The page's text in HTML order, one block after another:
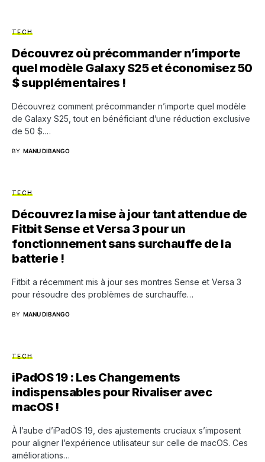
TECH
Découvrez où précommander n’importe
quel modèle Galaxy S25 et économisez 50
$ supplémentaires !
Découvrez comment précommander n’importe quel modèle
de Galaxy S25, tout en bénéficiant d’une réduction exclusive
de 50 $.…
BY MANU DIBANGO
TECH
Découvrez la mise à jour tant attendue de
Fitbit Sense et Versa 3 pour un
fonctionnement sans surchauffe de la
batterie !
Fitbit a récemment mis à jour ses montres Sense et Versa 3
pour résoudre des problèmes de surchauffe…
BY MANU DIBANGO
TECH
iPadOS 19 : Les Changements
indispensables pour Rivaliser avec
macOS !
À l’aube d’iPadOS 19, des ajustements cruciaux s’imposent
pour aligner l’expérience utilisateur sur celle de macOS. Ces
améliorations…